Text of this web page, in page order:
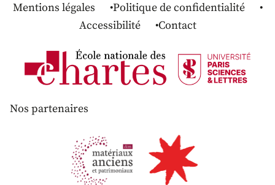
Mentions légales
Politique de confidentialité
Accessibilité
Contact
Nos partenaires